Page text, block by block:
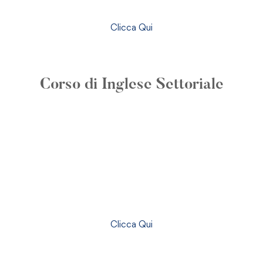
Clicca Qui
Corso di Inglese Settoriale
Clicca Qui